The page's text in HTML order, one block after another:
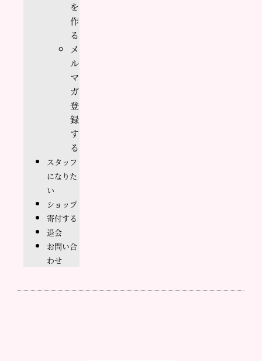
を
作
る
メ
ル
マ
ガ
登
録
す
る
スタッフ
になりた
い
ショップ
寄付する
退会
お問い合
わせ